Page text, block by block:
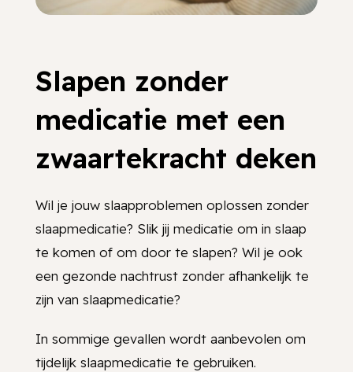
Slapen zonder
medicatie met een
zwaartekracht deken
Wil je jouw slaapproblemen oplossen zonder
slaapmedicatie? Slik jij medicatie om in slaap
te komen of om door te slapen? Wil je ook
een gezonde nachtrust zonder afhankelijk te
zijn van slaapmedicatie?
In sommige gevallen wordt aanbevolen om
tijdelijk slaapmedicatie te gebruiken.